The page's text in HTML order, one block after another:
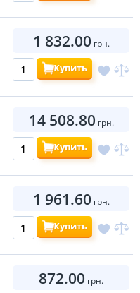
1 832.00 грн.
Купить
14 508.80 грн.
Купить
1 961.60 грн.
Купить
872.00 грн.